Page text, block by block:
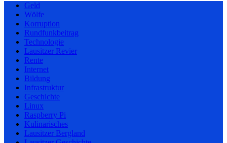
Geld
Wölfe
Korruption
Rundfunkbeitrag
Technologie
Lausitzer Revier
Rente
Internet
Bildung
Infrastruktur
Geschichte
Linux
Raspberry Pi
Kulinarisches
Lausitzer Bergland